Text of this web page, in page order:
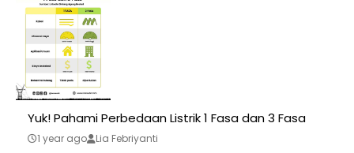
Yuk! Pahami Perbedaan Listrik 1 Fasa dan 3 Fasa
1 year ago Lia Febriyanti